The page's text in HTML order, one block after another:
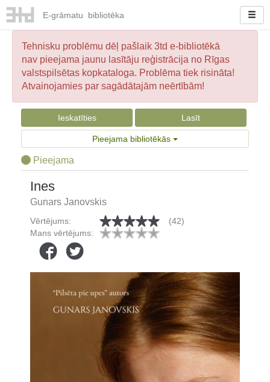
E-grāmatu bibliotēka
Tehnisku problēmu dēļ pašlaik 3td e-bibliotēkā
nav pieejama jaunu lasītāju reģistrācija no Rīgas
valstspilsētas kopkataloga. Problēma tiek risināta!
Atvainojamies par sagādātajām neērtībām!
Ieskatīties Lasīt
Pieejama bibliotēkās
Pieejama
Ines
Gunars Janovskis
Vērtējums:
(42)
Mans vērtējums: